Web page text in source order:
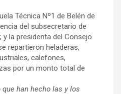
Técnica Nº1 de Belén de
del subsecretario de
; y la presidenta del Consejo
repartieron heladeras,
calefones,
por un monto total de
han hecho las y los